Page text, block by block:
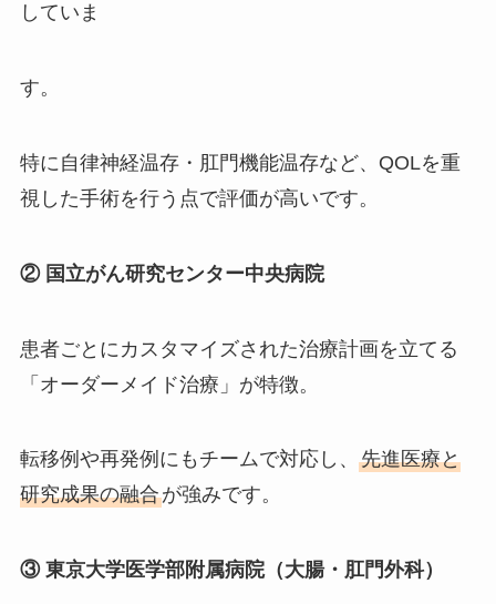
していま
す。
特に自律神経温存・肛門機能温存など、QOLを重
視した手術を行う点で評価が高いです。
② 国立がん研究センター中央病院
患者ごとにカスタマイズされた治療計画を立てる
「オーダーメイド治療」が特徴。
転移例や再発例にもチームで対応し、 先進医療と
研究成果の融合が強みです。
③ 東京大学医学部附属病院（大腸・肛門外科）